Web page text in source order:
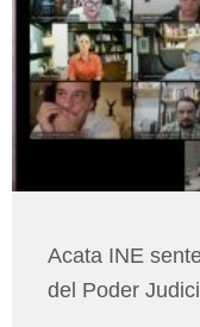
Acata INE
del Poder